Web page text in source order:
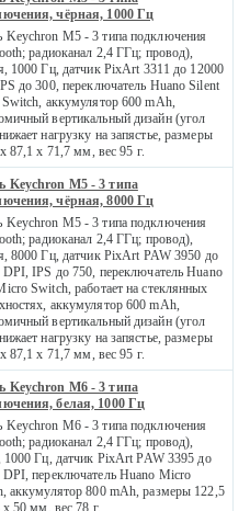
чёрная, 1000 Гц
M5 - 3 типа подключения
радиоканал 2,4 ГГц; провод),
1000 Гц, датчик PixArt 3311 до 12000
до 300, переключатель Huano Silent
аккумулятор 600 mAh,
вертикальный дизайн (угол
нагрузку на запястье, размеры
87,1 x 71,7 мм, вес 95 г.
M5 - 3 типа
чёрная, 8000 Гц
M5 - 3 типа подключения
радиоканал 2,4 ГГц; провод),
8000 Гц, датчик PixArt PAW 3950 до
DPI, IPS до 750, переключатель Huano
Switch, работает на стеклянных
аккумулятор 600 mAh,
вертикальный дизайн (угол
нагрузку на запястье, размеры
87,1 x 71,7 мм, вес 95 г.
M6 - 3 типа
белая, 1000 Гц
M6 - 3 типа подключения
радиоканал 2,4 ГГц; провод),
1000 Гц, датчик PixArt PAW 3395 до
DPI, переключатель Huano Micro
аккумулятор 800 mAh, размеры 122,5